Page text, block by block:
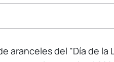
aranceles del "Día de la